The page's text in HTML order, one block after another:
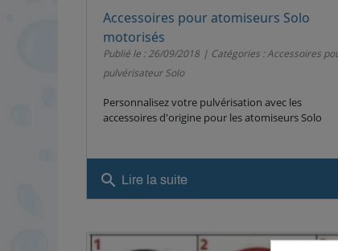
Accessoires pour atomiseurs Solo
motorisés
Publié le : 26/09/2018 Catégories :Accessoires
pulvérisateur Solo
Personnalisez votre pulvérisation avec les
accessoires d'origine pour les atomiseurs Solo
search Lire la suite